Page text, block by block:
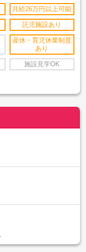
月給26万円以上可能
託児施設あり
産休・育児休業制度
あり
施設見学OK